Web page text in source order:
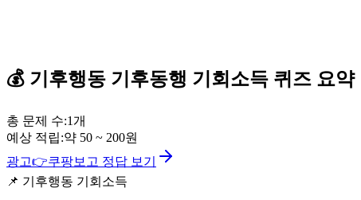
💰 기후행동 기후동행 기회소득 퀴즈 요약
총 문제 수:1개
예상 적립:약 50 ~ 200원
광고👉쿠팡보고 정답 보기
📌 기후행동 기회소득